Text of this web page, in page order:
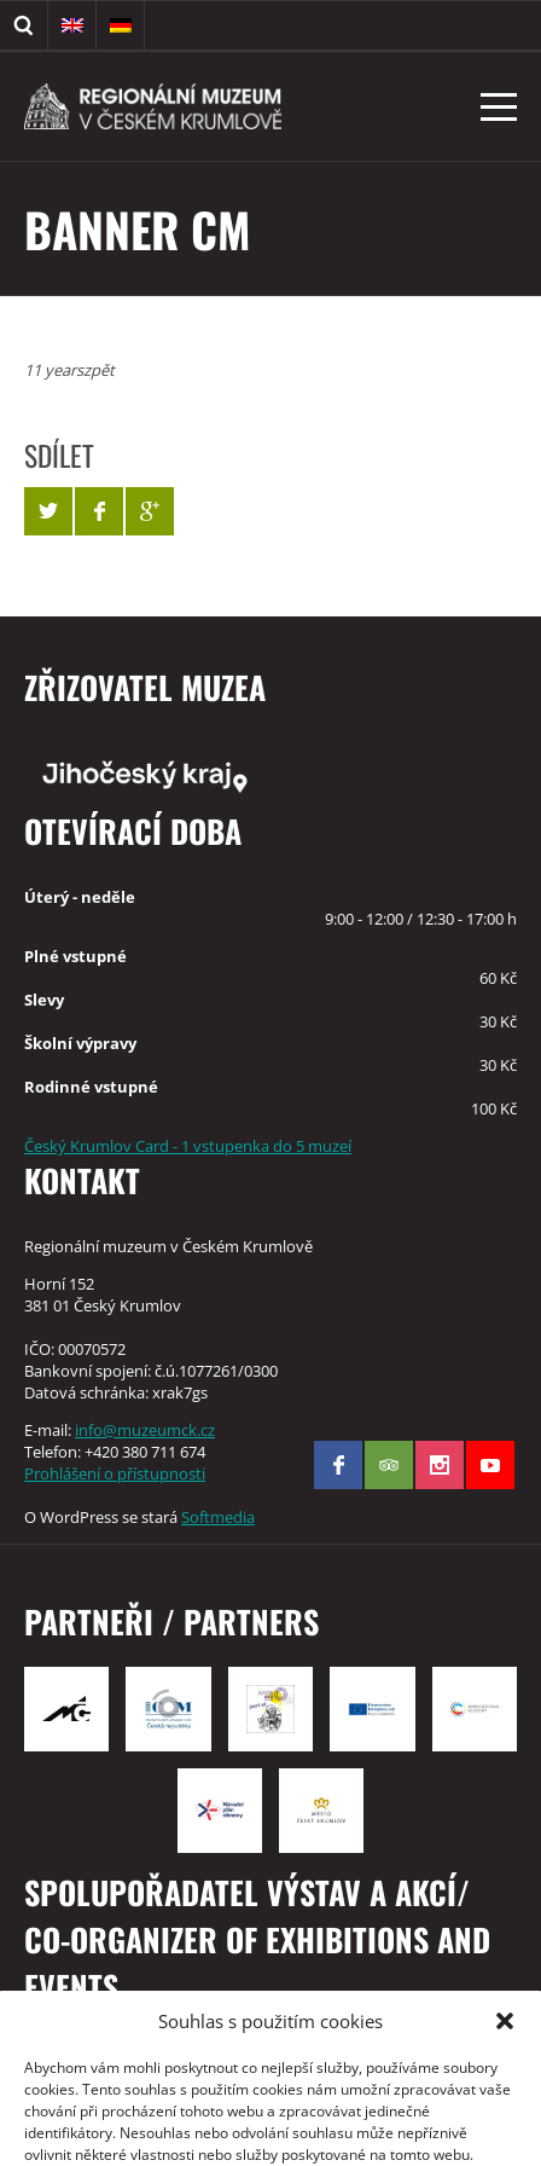
Souhlas s použitím cookies
Abychom vám mohli poskytnout co nejlepší služby, používáme soubory
cookies. Tento souhlas s použitím cookies nám umožní zpracovávat vaše
chování při procházení tohoto webu a zpracovávat jedinečné
identifikátory. Nesouhlas nebo odvolání souhlasu může nepříznivě
ovlivnit některé vlastnosti nebo služby poskytované na tomto webu.
BANNER CM
11 yearszpět
SDÍLET
ZŘIZOVATEL MUZEA
OTEVÍRACÍ DOBA
Úterý - neděle
9:00 - 12:00 / 12:30 - 17:00 h
Plné vstupné
60 Kč
Slevy
30 Kč
Školní výpravy
30 Kč
Rodinné vstupné
100 Kč
Český Krumlov Card - 1 vstupenka do 5 muzeí
KONTAKT
Regionální muzeum v Českém Krumlově
Horní 152
381 01 Český Krumlov
IČO: 00070572
Bankovní spojení: č.ú.1077261/0300
Datová schránka: xrak7gs
E-mail: info@muzeumck.cz
Telefon: +420 380 711 674
Prohlášení o přístupnosti
O WordPress se staráSoftmedia
PARTNEŘI / PARTNERS
SPOLUPOŘADATEL VÝSTAV A AKCÍ/
CO-ORGANIZER OF EXHIBITIONS AND
EVENTS